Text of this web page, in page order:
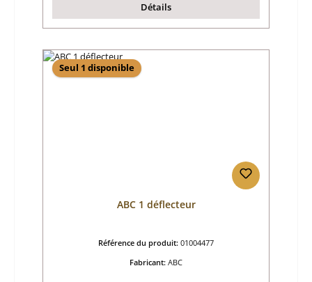
Détails
Seul 1 disponible
ABC 1 déflecteur
Référence du produit: 01004477
Fabricant: ABC